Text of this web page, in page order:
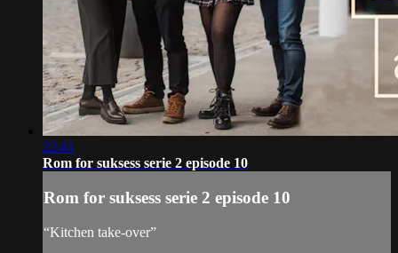
22:41
Rom for suksess serie 2 episode 10
Rom for suksess serie 2 episode 10
“Kitchen take-over”